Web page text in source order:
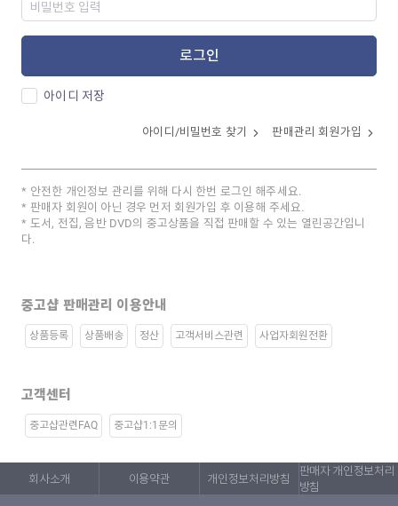
로그인
아이디 저장
아이디/비밀번호 찾기 판매관리 회원가입
안전한 개인정보 관리를 위해 다시 한번 로그인 해주세요.
판매자 회원이 아닌 경우 먼저 회원가입 후 이용해 주세요.
도서, 전집, 음반 DVD의 중고상품을 직접 판매할 수 있는 열린공간입니
다.
중고샵 판매관리 이용안내
상품등록 상품배송 정산 고객서비스관련 사업자회원전환
고객센터
중고샵관련FAQ 중고샵1:1문의
회사소개 이용약관 개인정보처리방침
판매자 개인정보처리
방침